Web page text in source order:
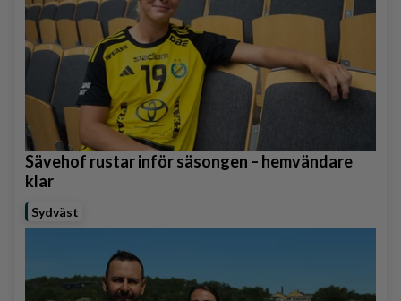
Sävehof rustar inför säsongen – hemvändare
klar
Sydväst